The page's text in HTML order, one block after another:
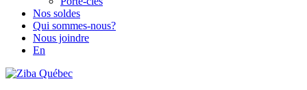
Nos soldes
Qui sommes-nous?
Nous joindre
En